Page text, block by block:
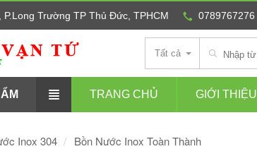
Trường TP Thủ Đức, TPHCM 0789767276
Tất cả
TRANG CHỦ GIỚI THIỆU
Inox 304 Bồn Nước Inox Toàn Thành